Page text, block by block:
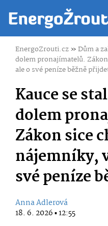
EnergoZrouti.cz»Dům a
dolem pronajímatelů.
ale o své peníze běžně
Kauce se
dolem
Zákon sice
nájemníky,
své peníze
Anna Adlerová
18. 6. 2026 ▪ 12:55